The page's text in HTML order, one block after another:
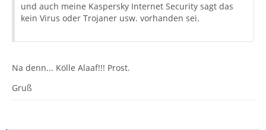
und auch meine Kaspersky Internet Security sagt das
kein Virus oder Trojaner usw. vorhanden sei.
Na denn... Kölle Alaaf!!! Prost.
Gruß